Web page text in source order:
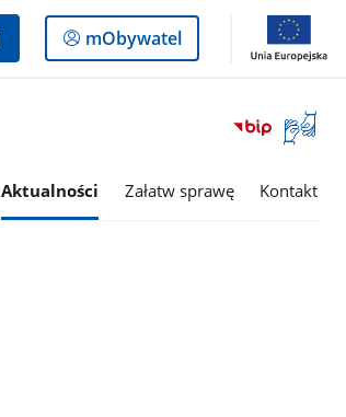
Logowanie
do
mObywatel
Otwórz
okno
Aktualności Załatw sprawę Kontakt